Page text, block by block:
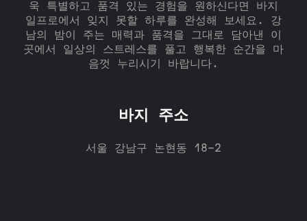
욱 특별하고 품격 있는 경험을 원하신다면 바지
일프로에서 잊지 못할 하루를 완성해 보세요. 강
남의 밤이 주는 매력과 품격을 그대로 담아낸 이
곳에서 일상의 스트레스를 풀고 행복한 순간을 마
음껏 누리시기 바랍니다.
바지 주소
서울 강남구 논현동 18-2